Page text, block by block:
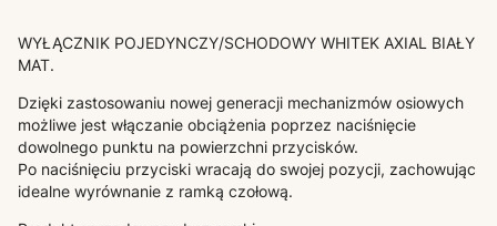
WYŁĄCZNIK POJEDYNCZY/SCHODOWY WHITEK AXIAL BIAŁY
MAT.
Dzięki zastosowaniu nowej generacji mechanizmów osiowych
możliwe jest włączanie obciążenia poprzez naciśnięcie
dowolnego punktu na powierzchni przycisków.
Po naciśnięciu przyciski wracają do swojej pozycji, zachowując
idealne wyrównanie z ramką czołową.